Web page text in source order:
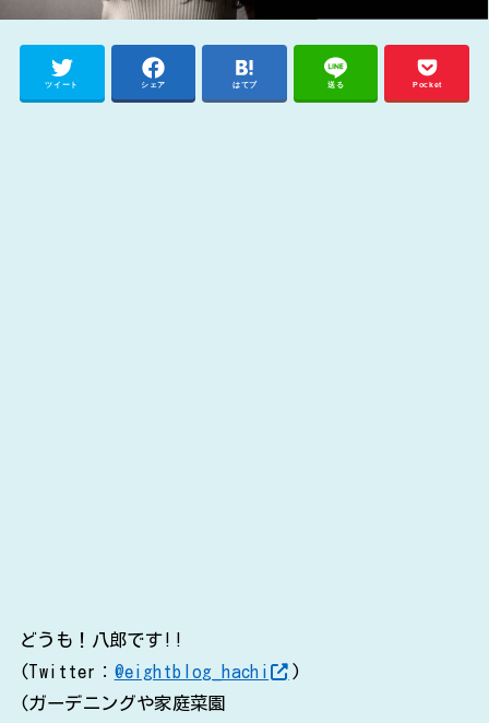
ツイート シェア はてブ 送る Pocket
どうも！八郎です!!
(Twitter： @eightblog_hachi
)
(ガーデニングや家庭菜園